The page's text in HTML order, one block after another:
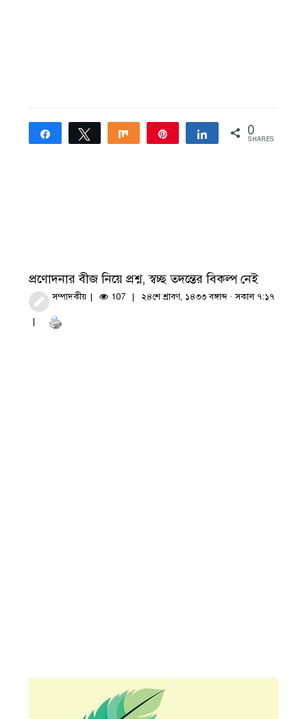
Share Tweet Share Share 0
SHARES
প্রণোদনার বীজ নিয়ে প্রশ্ন, স্বচ্ছ তদন্তের বিকল্প নেই
সম্পাদকীয় 107 ২৪শে শ্রাবণ, ১৪৩৩ বঙ্গাব্দ · সকাল ৭:১৭